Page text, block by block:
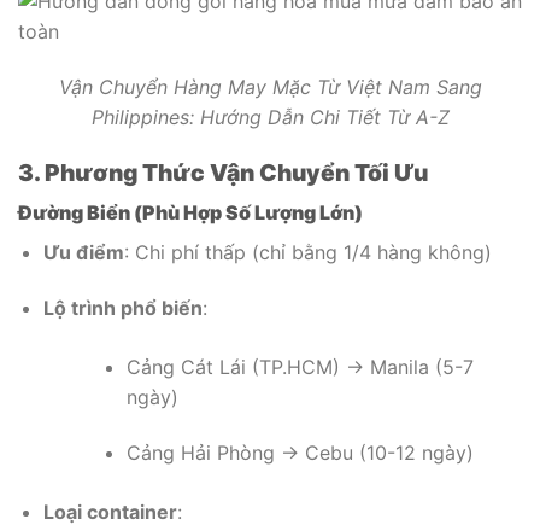
Vận Chuyển Hàng May Mặc Từ Việt Nam Sang
Philippines: Hướng Dẫn Chi Tiết Từ A-Z
3. Phương Thức Vận Chuyển Tối Ưu
Đường Biển (Phù Hợp Số Lượng Lớn)
Ưu điểm: Chi phí thấp (chỉ bằng 1/4 hàng không)
Lộ trình phổ biến:
Cảng Cát Lái (TP.HCM) → Manila (5-7
ngày)
Cảng Hải Phòng → Cebu (10-12 ngày)
Loại container: